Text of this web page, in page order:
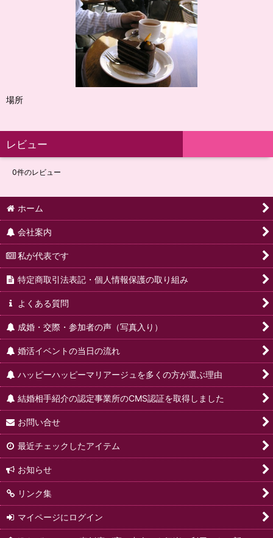
場所
レビュー
0件のレビュー
ホーム
会社案内
私が代表です
特定商取引法表記・個人情報保護の取り組み
よくある質問
成婚・交際・参加者の声（写真入り）
婚活イベントの当日の流れ
ハッピーハッピーマリアージュを多くの方が選ぶ理由
結婚相手紹介の認定事業所のCMS認証を取得しました
お問い合せ
最近チェックしたアイテム
お知らせ
リンク集
マイページにログイン